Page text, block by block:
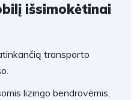
išsimokėtinai
transporto
lizingo bendrovėmis,